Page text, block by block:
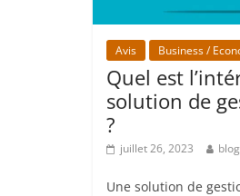
Avis Business /
Quel est
solution de
?
juillet 26, 2023
Une solution de